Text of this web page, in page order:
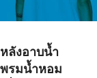
หลังอาบน้ำ
พรมน้ำหอม